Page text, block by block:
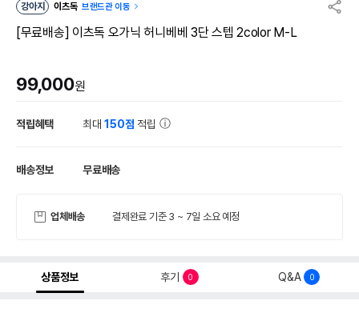
강아지 이츠독 브랜드관 이동
[무료배송] 이츠독 오가닉 허니베베 3단 스텝 2color M-L
99,000원
적립혜택 최대150점 적립
배송정보 무료배송
업체배송 결제완료 기준 3 ~ 7일 소요 예정
상품정보 후기 0 Q&A 0